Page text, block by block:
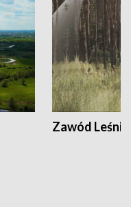
Zawód Leśnik